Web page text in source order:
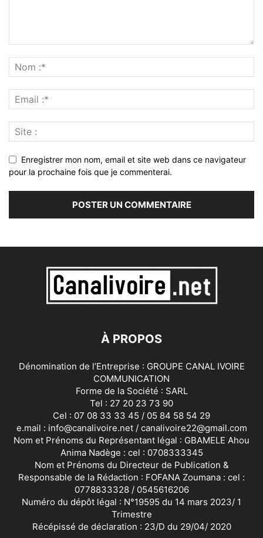
Enregistrer mon nom, email et site web dans ce navigateur
pour la prochaine fois que je commenterai.
À PROPOS
Dénomination de l’Entreprise : GROUPE CANAL IVOIRE
COMMUNICATION
Forme de la Société : SARL
Tel : 27 20 23 73 90
Cel : 07 08 33 33 45 / 05 84 58 54 29
e.mail : info@canalivoire.net / canalivoire22@gmail.com
Nom et Prénoms du Représentant légal : GBAMELE Ahou
Anima Nadège : cel : 0708333345
Nom et Prénoms du Directeur de Publication &
Responsable de la Rédaction : FOFANA Zoumana : cel :
0778833328 / 0545616206
Numéro du dépôt légal : N°19595 du 14 mars 2023/ 1
Trimestre
Récépissé de déclaration : 23/D du 29/04/ 2020